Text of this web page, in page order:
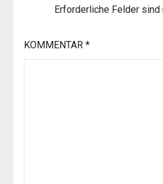
Erforderliche Felder sind
KOMMENTAR *